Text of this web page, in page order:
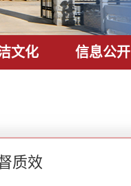
文化 信息公开
质效